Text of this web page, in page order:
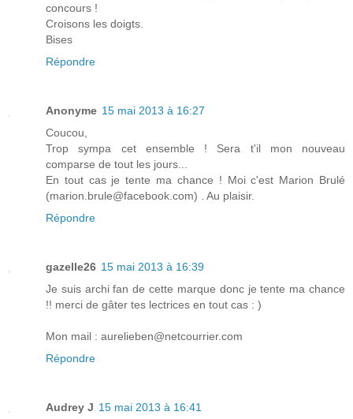
concours !
Croisons les doigts.
Bises
Répondre
Anonyme 15 mai 2013 à 16:27
Coucou,
Trop sympa cet ensemble ! Sera t'il mon nouveau
comparse de tout les jours...
En tout cas je tente ma chance ! Moi c'est Marion Brulé
(marion.brule@facebook.com) . Au plaisir.
Répondre
gazelle26 15 mai 2013 à 16:39
Je suis archi fan de cette marque donc je tente ma chance
!! merci de gâter tes lectrices en tout cas : )
Mon mail : aurelieben@netcourrier.com
Répondre
Audrey J 15 mai 2013 à 16:41